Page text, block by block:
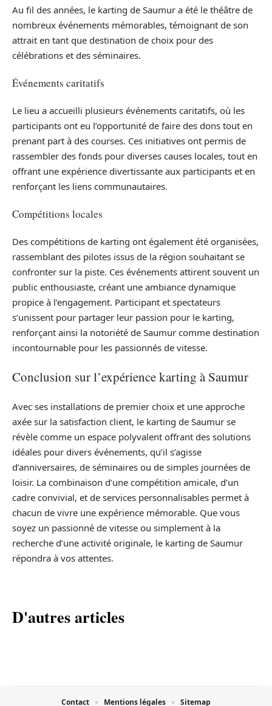
Au fil des années, le karting de Saumur a été le théâtre de
nombreux événements mémorables, témoignant de son
attrait en tant que destination de choix pour des
célébrations et des séminaires.
Événements caritatifs
Le lieu a accueilli plusieurs événements caritatifs, où les
participants ont eu l’opportunité de faire des dons tout en
prenant part à des courses. Ces initiatives ont permis de
rassembler des fonds pour diverses causes locales, tout en
offrant une expérience divertissante aux participants et en
renforçant les liens communautaires.
Compétitions locales
Des compétitions de karting ont également été organisées,
rassemblant des pilotes issus de la région souhaitant se
confronter sur la piste. Ces événements attirent souvent un
public enthousiaste, créant une ambiance dynamique
propice à l’engagement. Participant et spectateurs
s’unissent pour partager leur passion pour le karting,
renforçant ainsi la notoriété de Saumur comme destination
incontournable pour les passionnés de vitesse.
Conclusion sur l’expérience karting à Saumur
Avec ses installations de premier choix et une approche
axée sur la satisfaction client, le karting de Saumur se
révèle comme un espace polyvalent offrant des solutions
idéales pour divers événements, qu’il s’agisse
d’anniversaires, de séminaires ou de simples journées de
loisir. La combinaison d’une compétition amicale, d’un
cadre convivial, et de services personnalisables permet à
chacun de vivre une expérience mémorable. Que vous
soyez un passionné de vitesse ou simplement à la
recherche d’une activité originale, le karting de Saumur
répondra à vos attentes.
D'autres articles
Contact Mentions légales Sitemap